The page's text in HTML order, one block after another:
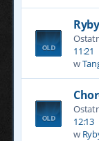
11:21
w
12:13
w